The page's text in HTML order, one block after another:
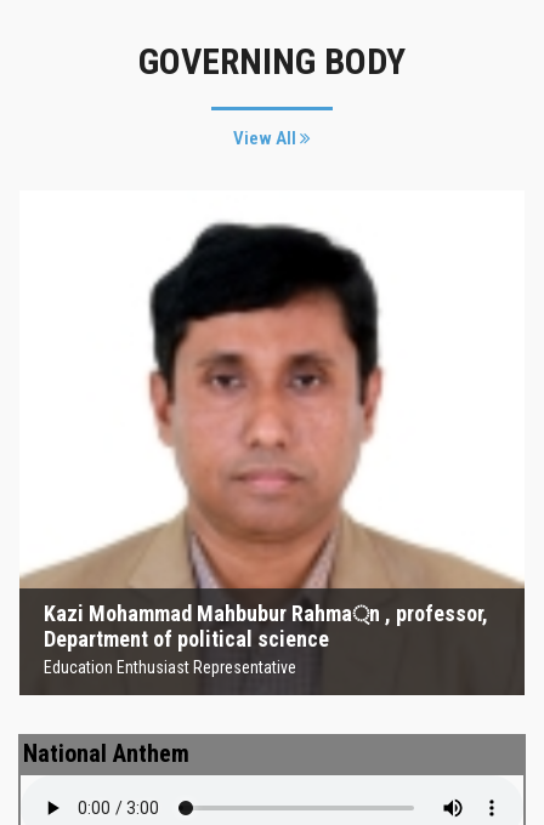
GOVERNING BODY
View All
Kazi Mohammad Mahbubur Rahma্‌n , professor,
Department of political science
Education Enthusiast Representative
Kazi Mohammad Mahbubur
Rahma্‌n , professor, Department
of political science
Education Enthusiast Representative
National Anthem